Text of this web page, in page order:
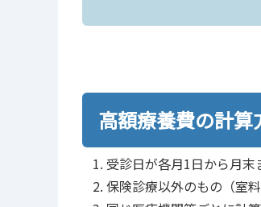
高額療養費の計算
受診日が各月1日から月末
保険診療以外のもの（室